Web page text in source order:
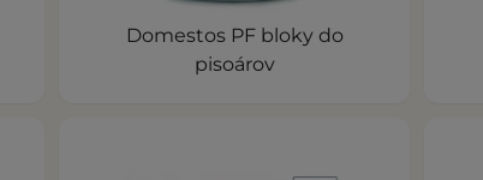
Domestos PF bloky do
pisoárov